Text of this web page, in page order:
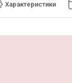
Характеристики